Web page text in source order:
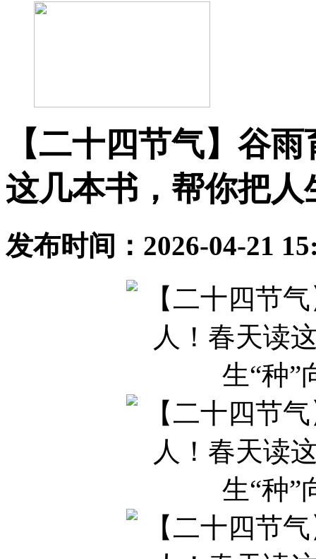
【二十四节气】谷
这几本书，帮你把人
发布时间：2026-04-21